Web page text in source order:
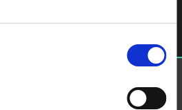
يجب أنت تكونمسجل الدخوللتضيف تعليقاً.
حول إس إس إتش إيه بي
منصة العلوم الاجتماعية في العمل الإنساني